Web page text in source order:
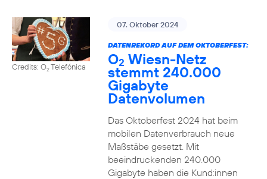
Credits: O2Telefónica
07. Oktober 2024
DATENREKORD AUF DEM OKTOBERFEST:
O2 Wiesn-Netz
stemmt 240.000
Gigabyte
Datenvolumen
Das Oktoberfest 2024 hat beim
mobilen Datenverbrauch neue
Maßstäbe gesetzt. Mit
beeindruckenden 240.000
Gigabyte haben die Kund:innen